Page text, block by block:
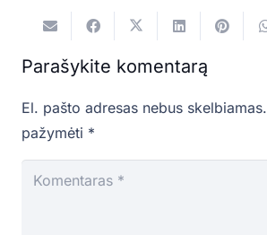
Parašykite komentarą
El. pašto adresas nebus skelbiamas.
pažymėti *